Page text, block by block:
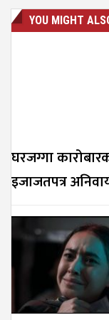
YOU MIGHT
घरजग्गा
इजाजतपत्र